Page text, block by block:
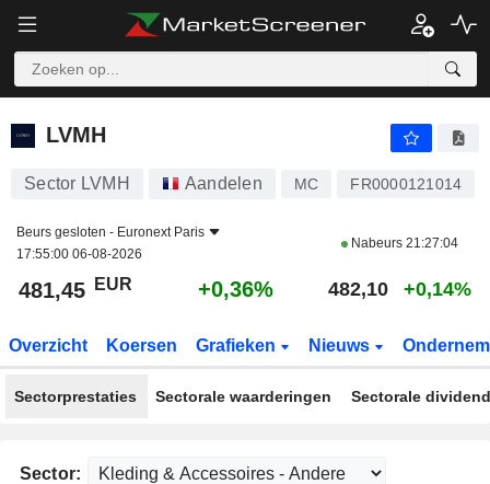
LVMH
LVMH
Sector LVMH Aandelen MC FR0000121014
Beurs gesloten - Euronext Paris
17:55:00 06-08-2026
Nabeurs 21:27:04
481,45 EUR +0,36% 482,10 +0,14%
Overzicht Koersen Grafieken Nieuws
Sectorprestaties Sectorale waarderingen Sectorale
Sector: